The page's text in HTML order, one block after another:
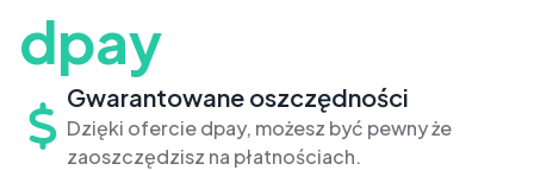
dpay
Gwarantowane oszczędności
Dzięki ofercie dpay, możesz być pewny że
zaoszczędzisz na płatnościach.